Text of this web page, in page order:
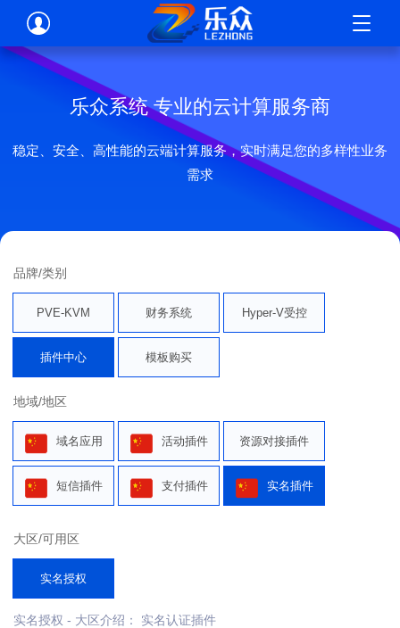
乐众系统 专业的云计算服务商
稳定、安全、高性能的云端计算服务，实时满足您的多样性业务
需求
品牌/类别
PVE-KVM 财务系统 Hyper-V受控
插件中心 模板购买
地域/地区
域名应用 活动插件 资源对接插件
短信插件 支付插件 实名插件
大区/可用区
实名授权
实名授权 - 大区介绍： 实名认证插件